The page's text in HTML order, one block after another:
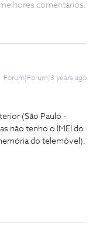
comentários.
Forum|Forum|3 years ago
(São Paulo -
não tenho o IMEI do
do telemóvel).